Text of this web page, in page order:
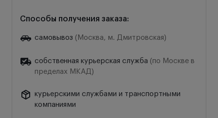
Способы получения заказа:
самовывоз (Москва, м. Дмитровская)
собственная курьерская служба (по Москве в
пределах МКАД)
курьерскими службами и транспортными
компаниями